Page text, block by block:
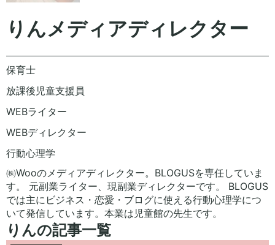
りんメディアディレクター
保育士
放課後児童支援員
WEBライター
WEBディレクター
行動心理学
㈱Wooのメディアディレクター。BLOGUSを専任していま
す。 元副業ライター、現副業ディレクターです。 BLOGUS
では主にビジネス・恋愛・ブログに使える行動心理学につ
いて発信しています。本業は児童館の先生です。
りんの記事一覧